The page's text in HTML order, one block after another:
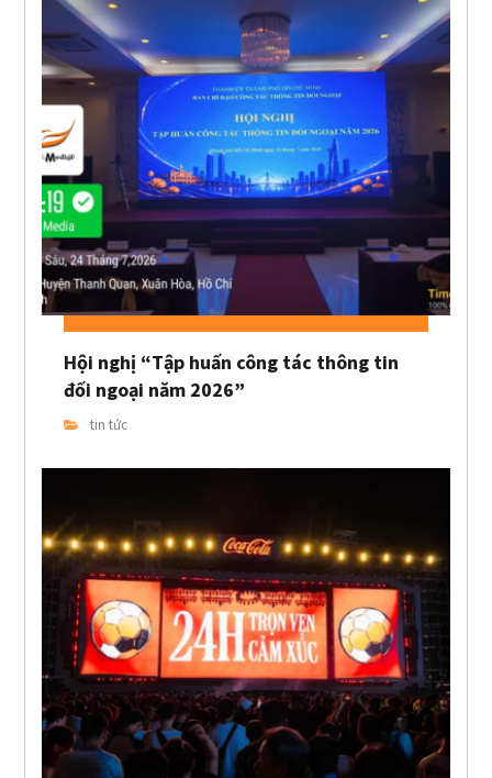
Hội nghị “Tập huấn công tác thông tin
đối ngoại năm 2026”
tin tức